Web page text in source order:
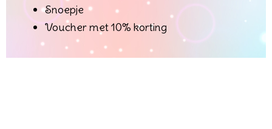
Snoepje
Voucher met 10% korting